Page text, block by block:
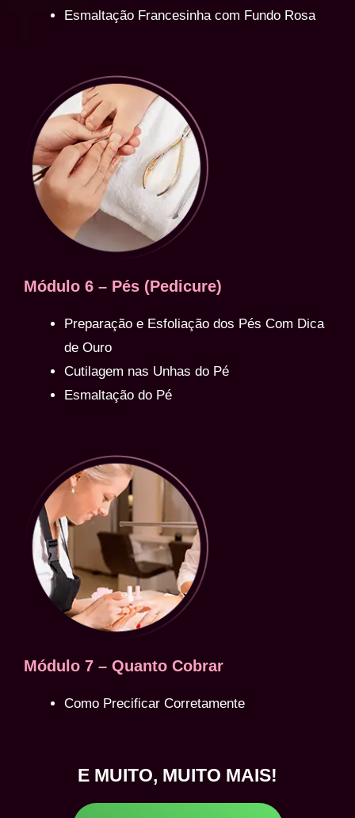
Esmaltação Francesinha com Fundo Rosa
Módulo 6 – Pés (Pedicure)
Preparação e Esfoliação dos Pés Com Dica
de Ouro
Cutilagem nas Unhas do Pé
Esmaltação do Pé
Módulo 7 – Quanto Cobrar
Como Precificar Corretamente
E MUITO, MUITO MAIS!